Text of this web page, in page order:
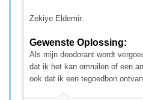
Zekiye Eldemir.
Gewenste Oplossing:
Als mijn deodorant wordt
dat ik het kan omruilen of een
ook dat ik een tegoedbon